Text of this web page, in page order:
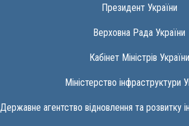
Президент України
Верховна Рада України
Кабінет Міністрів України
Міністерство інфраструктури
Державне агентство відновлення та розвитку